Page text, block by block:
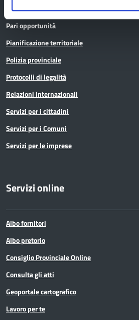
Osservatori e statistiche
Pari opportunità
Pianificazione territoriale
Polizia provinciale
Protocolli di legalità
Relazioni internazionali
Servizi per i cittadini
Servizi per i Comuni
Servizi per le imprese
Servizi online
Albo fornitori
Albo pretorio
Consiglio Provinciale Online
Consulta gli atti
Geoportale cartografico
Lavoro per te